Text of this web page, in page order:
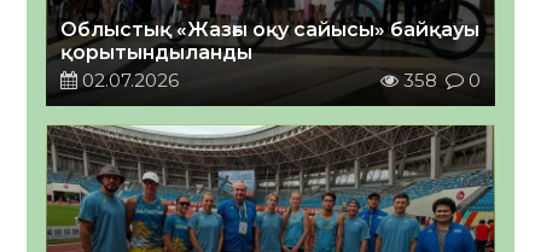
Облыстық «Жазғы оқу сайысы» байқауы
қорытындыланды
02.07.2026
358 0